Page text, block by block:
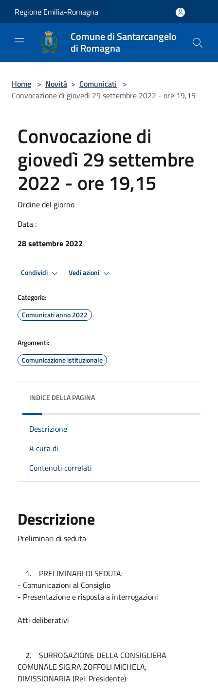
Regione Emilia-Romagna
Comune di Santarcangelo
di Romagna
Home > Novità > Comunicati >
Convocazione di giovedì 29 settembre 2022 - ore 19,15
Convocazione di
giovedì 29 settembre
2022 - ore 19,15
Ordine del giorno
Data :
28 settembre 2022
Condividi Vedi azioni
Categorie:
Comunicati anno 2022
Argomenti:
Comunicazione istituzionale
INDICE DELLA PAGINA
Descrizione
A cura di
Contenuti correlati
Descrizione
Preliminari di seduta
1. PRELIMINARI DI SEDUTA:
- Comunicazioni al Consiglio
- Presentazione e risposta a interrogazioni
Atti deliberativi
2. SURROGAZIONE DELLA CONSIGLIERA
COMUNALE SIG.RA ZOFFOLI MICHELA,
DIMISSIONARIA (Rel. Presidente)